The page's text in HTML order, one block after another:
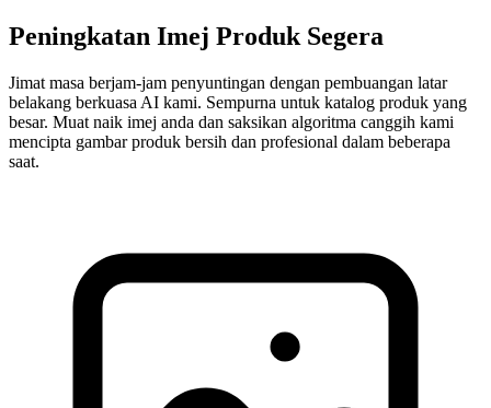
Peningkatan Imej Produk Segera
Jimat masa berjam-jam penyuntingan dengan pembuangan latar
belakang berkuasa AI kami. Sempurna untuk katalog produk yang
besar. Muat naik imej anda dan saksikan algoritma canggih kami
mencipta gambar produk bersih dan profesional dalam beberapa
saat.